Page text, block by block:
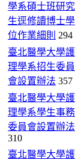
學系碩士班研究
生逕修讀博士學
位作業細則 294
臺北醫學大學護
理學系招生委員
會設置辦法 357
臺北醫學大學護
理學系學生事務
委員會設置辦法
310
臺北醫學大學護